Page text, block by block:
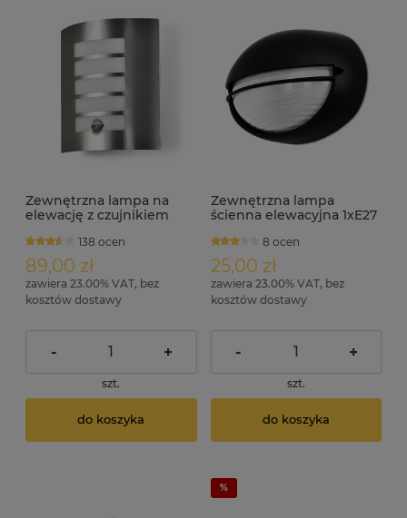
Zewnętrzna lampa na
elewację z czujnikiem
E27 AREK-S satyna
138 ocen
89,00 zł
zawiera 23.00% VAT, bez
kosztów dostawy
- +
szt.
do koszyka
Zewnętrzna lampa
ścienna elewacyjna 1xE27
8 ocen
25,00 zł
zawiera 23.00% VAT, bez
kosztów dostawy
- +
szt.
do koszyka